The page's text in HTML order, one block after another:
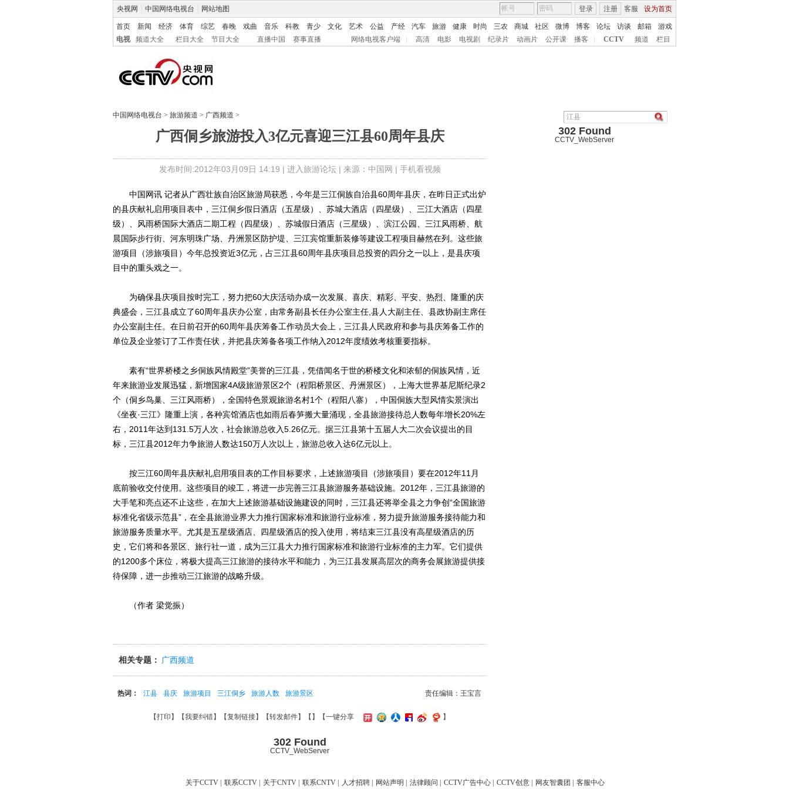
央视网 中国网络电视台 网站地图 客服 设为首页
登录 注册
首页 新闻 经济 体育 综艺 春晚 戏曲 音乐 科教 青少 文化 艺术 公益 产经 汽车 旅游 健康 时尚 三农 商城 社区 微博 博客 论坛 访谈 邮箱
游戏
电视
频道大全 栏目大全 节目大全 直播中国 赛事直播 网络电视客户端 高清 电影 电视剧 纪录片 动画片 公开课 播客 CCTV 频道 栏目
中国网络电视台 > 旅游频道 > 广西频道 >
广西侗乡旅游投入3亿元喜迎三江县60周年县庆
发布时间:2012年03月09日 14:19 | 进入旅游论坛| 来源：中国网 | 手机看视频
302 Found
CCTV_WebServer
中国网讯 记者从广西壮族自治区旅游局获悉，今年是三江侗族自治县60周年县庆，在昨日正式出炉
的县庆献礼启用项目表中，三江侗乡假日酒店（五星级）、苏城大酒店（四星级）、三江大酒店（四星
级）、风雨桥国际大酒店二期工程（四星级）、苏城假日酒店（三星级）、滨江公园、三江风雨桥、航
晨国际步行街、河东明珠广场、丹洲景区防护堤、三江宾馆重新装修等建设工程项目赫然在列。这些旅
游项目（涉旅项目）今年总投资近3亿元，占三江县60周年县庆项目总投资的四分之一以上，是县庆项
目中的重头戏之一。
为确保县庆项目按时完工，努力把60大庆活动办成一次发展、喜庆、精彩、平安、热烈、隆重的庆
典盛会，三江县成立了60周年县庆办公室，由常务副县长任办公室主任,县人大副主任、县政协副主席任
办公室副主任。在日前召开的60周年县庆筹备工作动员大会上，三江县人民政府和参与县庆筹备工作的
单位及企业签订了工作责任状，并把县庆筹备各项工作纳入2012年度绩效考核重要指标。
素有“世界桥楼之乡侗族风情殿堂”美誉的三江县，凭借闻名于世的桥楼文化和浓郁的侗族风情，近
年来旅游业发展迅猛，新增国家4A级旅游景区2个（程阳桥景区、丹洲景区），上海大世界基尼斯纪录2
个（侗乡鸟巢、三江风雨桥），全国特色景观旅游名村1个（程阳八寨），中国侗族大型风情实景演出
《坐夜·三江》隆重上演，各种宾馆酒店也如雨后春笋搬大量涌现，全县旅游接待总人数每年增长20%左
右，2011年达到131.5万人次，社会旅游总收入5.26亿元。据三江县第十五届人大二次会议提出的目
标，三江县2012年力争旅游人数达150万人次以上，旅游总收入达6亿元以上。
按三江60周年县庆献礼启用项目表的工作目标要求，上述旅游项目（涉旅项目）要在2012年11月
底前验收交付使用。这些项目的竣工，将进一步完善三江县旅游服务基础设施。2012年，三江县旅游的
大手笔和亮点还不止这些，在加大上述旅游基础设施建设的同时，三江县还将举全县之力争创“全国旅游
标准化省级示范县”，在全县旅游业界大力推行国家标准和旅游行业标准，努力提升旅游服务接待能力和
旅游服务质量水平。尤其是五星级酒店、四星级酒店的投入使用，将结束三江县没有高星级酒店的历
史，它们将和各景区、旅行社一道，成为三江县大力推行国家标准和旅游行业标准的主力军。它们提供
的1200多个床位，将极大提高三江旅游的接待水平和能力，为三江县发展高层次的商务会展旅游提供接
待保障，进一步推动三江旅游的战略升级。
（作者 梁觉振）
相关专题： 广西频道
责任编辑：王宝言
热词： 江县 县庆 旅游项目 三江侗乡 旅游人数 旅游景区
【打印 】【我要纠错】【复制链接】【转发邮件】【 】 【一键分享 】
302 Found
CCTV_WebServer
关于CCTV 联系CCTV 关于CNTV 联系CNTV 人才招聘 网站声明 法律顾问 CCTV广告中心 CCTV创意 网友智囊团 客服中心